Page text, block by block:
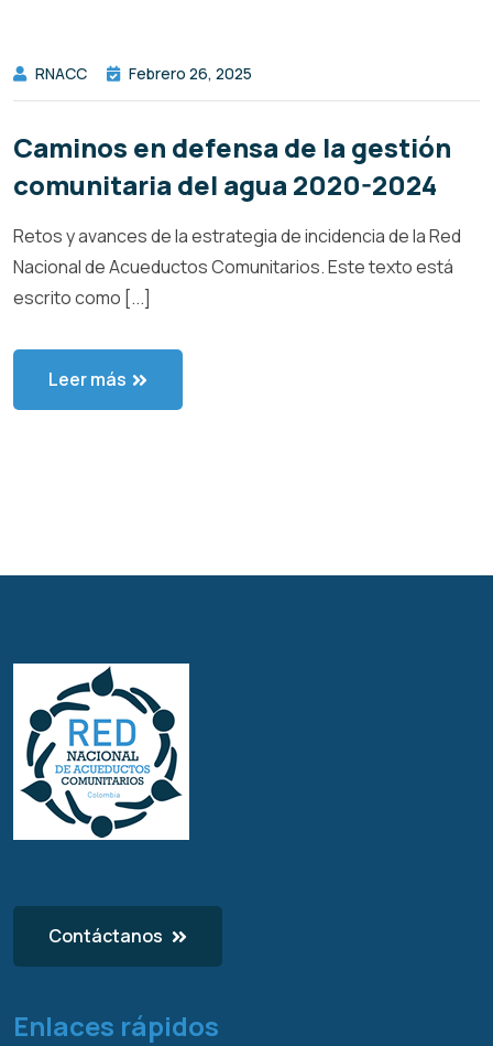
RNACC Febrero 26, 2025
Caminos en defensa de la gestión
comunitaria del agua 2020-2024
Retos y avances de la estrategia de incidencia de la Red
Nacional de Acueductos Comunitarios. Este texto está
escrito como [...]
Leer más
Contáctanos
Enlaces rápidos